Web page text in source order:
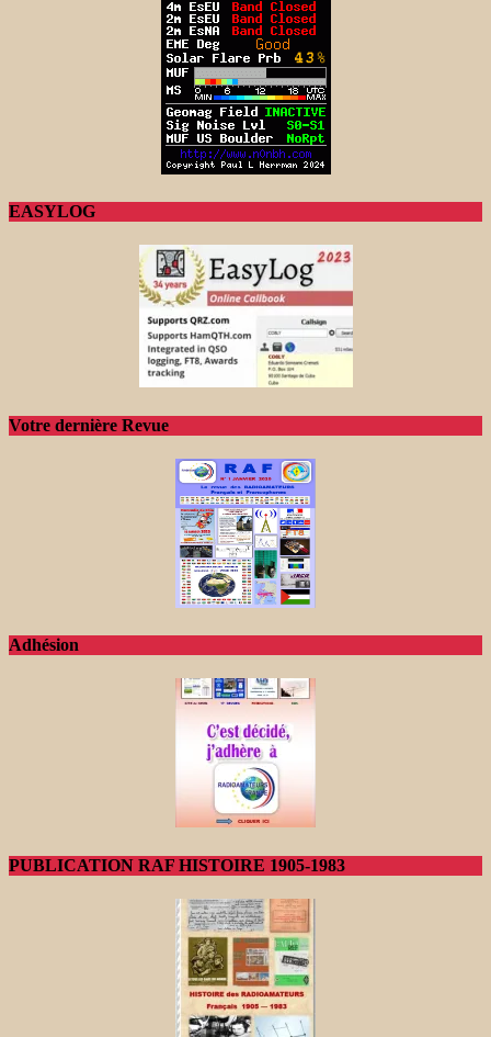
EASYLOG
Votre dernière Revue
Adhésion
PUBLICATION RAF HISTOIRE 1905-1983